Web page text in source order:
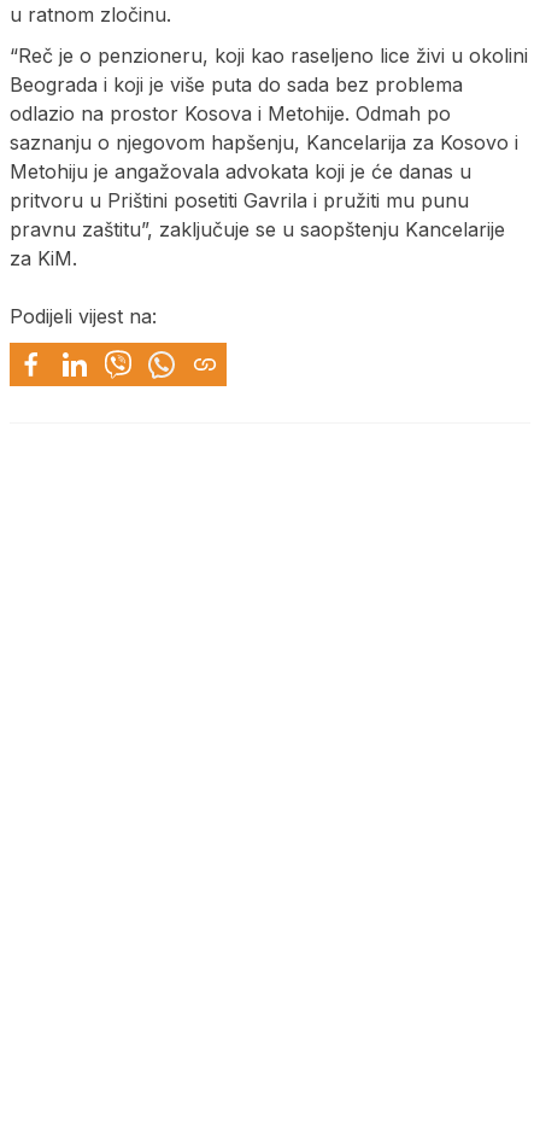
u ratnom zločinu.
“Reč je o penzioneru, koji kao raseljeno lice živi u okolini
Beograda i koji je više puta do sada bez problema
odlazio na prostor Kosova i Metohije. Odmah po
saznanju o njegovom hapšenju, Kancelarija za Kosovo i
Metohiju je angažovala advokata koji je će danas u
pritvoru u Prištini posetiti Gavrila i pružiti mu punu
pravnu zaštitu”, zaključuje se u saopštenju Kancelarije
za KiM.
Podijeli vijest na: